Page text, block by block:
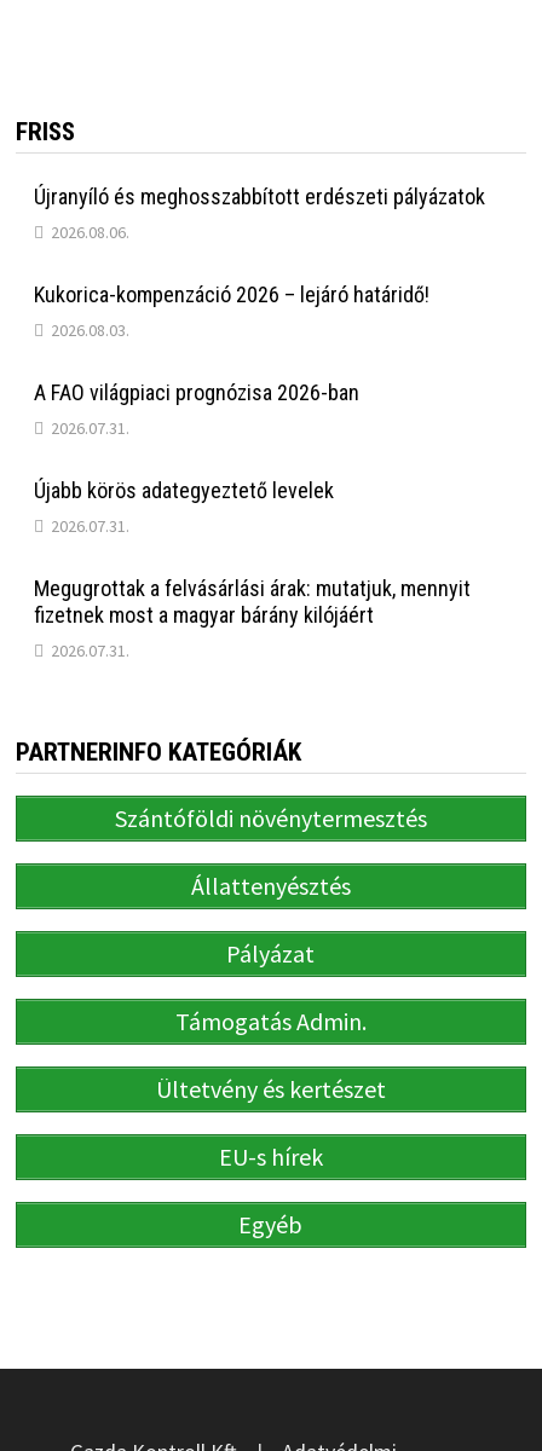
FRISS
Újranyíló és meghosszabbított erdészeti pályázatok
2026.08.06.
Kukorica-kompenzáció 2026 – lejáró határidő!
2026.08.03.
A FAO világpiaci prognózisa 2026-ban
2026.07.31.
Újabb körös adategyeztető levelek
2026.07.31.
Megugrottak a felvásárlási árak: mutatjuk, mennyit
fizetnek most a magyar bárány kilójáért
2026.07.31.
PARTNERINFO KATEGÓRIÁK
Szántóföldi növénytermesztés
Állattenyésztés
Pályázat
Támogatás Admin.
Ültetvény és kertészet
EU-s hírek
Egyéb